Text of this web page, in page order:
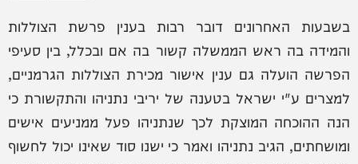
בשבעות האחרונים דובר רבות בענין פרשת הצוללות
והמידה בה ראש הממשלה קשור בה אם ובכלל, בין סעיפי
הפרשה הועלה גם ענין אישור מכירת הצוללות הגרמניים,
למצרים ע"י ישראל בטענה של יריבי נתניהו והתקשורת כי
הנה ההוכחה המוצקת לכך שנתניהו פעל ממניעים אישים
ומושחתים, הגיב נתניהו ואמר כי ישנו סוד שאינו יכול לחשוף